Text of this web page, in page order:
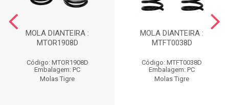
MOLA DIANTEIRA :
MTOR1908D
Código: MTOR1908D
Embalagem: PC
Molas Tigre
MOLA DIANTEIRA :
MTFT0038D
Código: MTFT0038D
Embalagem: PC
Molas Tigre